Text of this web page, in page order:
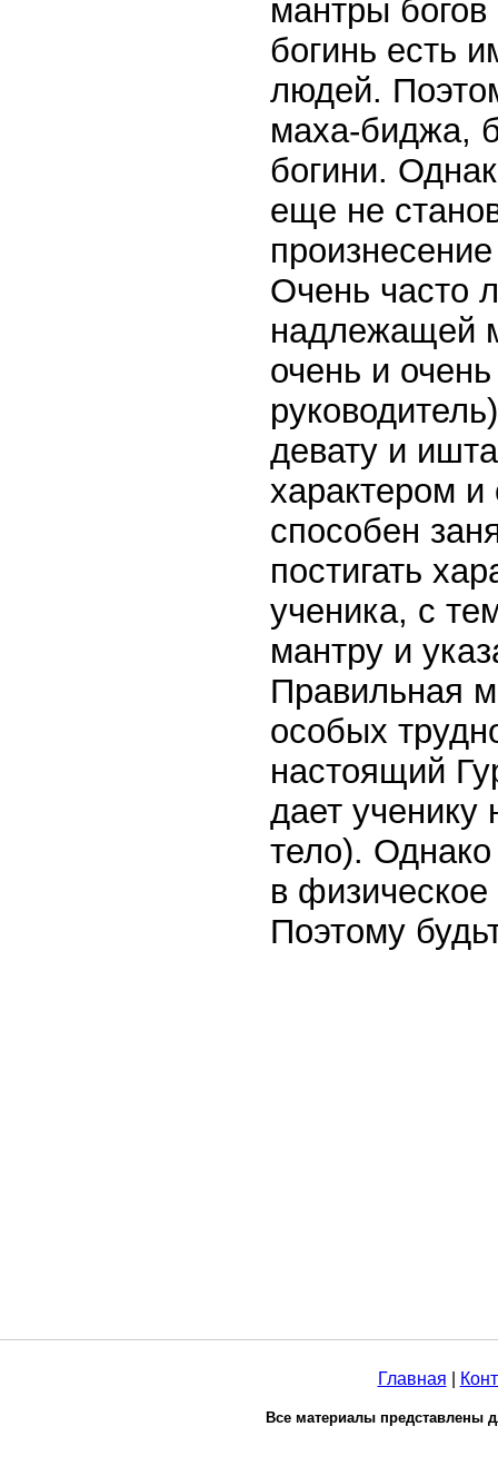
мантры богов
богинь есть
людей.
маха-биджа,
богини.
еще не
Очень часто
надлежащей
очень и
девату и
характером
способен
постигать
ученика, с
мантру и
Правильная
особых
настоящий
дает ученику
тело). Однако
в физическое
Поэтому
Главная
Все материалы представлены